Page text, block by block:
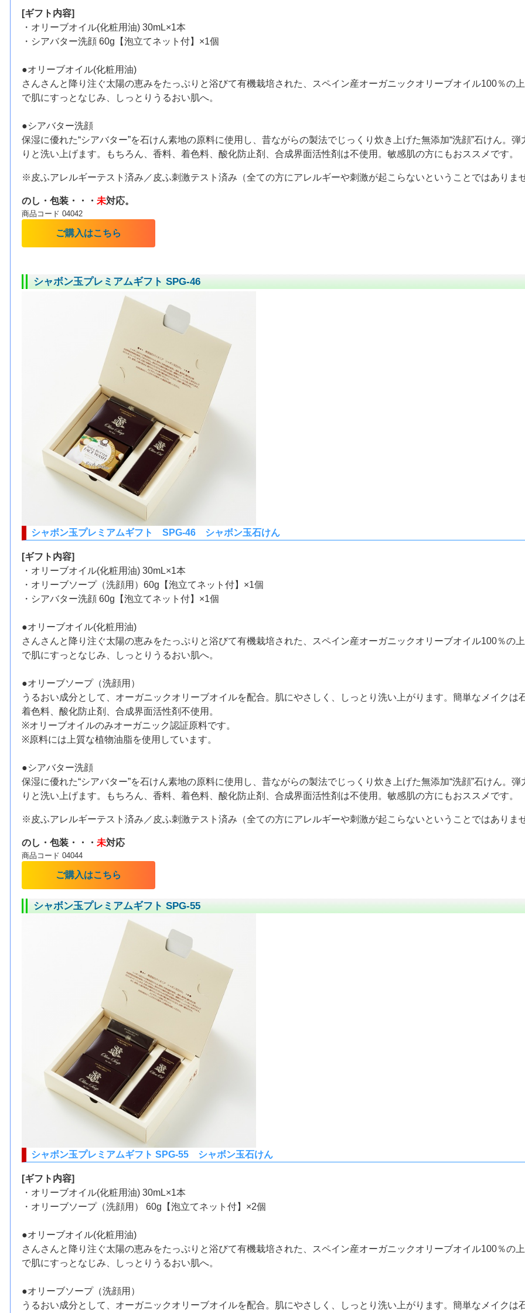
[ギフト内容]
・オリーブオイル(化粧用油) 30mL×1本
・シアバター洗顔 60g【泡立てネット付】×1個
●オリーブオイル(化粧用油)
さんさんと降り注ぐ太陽の恵みをたっぷりと浴びて有機栽培された、スペイン産オーガニックオリーブオイル100％の
で肌にすっとなじみ、しっとりうるおい肌へ。
●シアバター洗顔
保湿に優れた“シアバター”を石けん素地の原料に使用し、昔ながらの製法でじっくり炊き上げた無添加“洗顔”石けん。
りと洗い上げます。もちろん、香料、着色料、酸化防止剤、合成界面活性剤は不使用。敏感肌の方にもおススメです。
※皮ふアレルギーテスト済み／皮ふ刺激テスト済み（全ての方にアレルギーや刺激が起こらないということではありま
のし・包装・・・ 未対応。
商品コード 04042
ご購入はこちら
シャボン玉プレミアムギフト SPG-46
シャボン玉プレミアムギフト SPG-46 シャボン玉石けん
[ギフト内容]
・オリーブオイル(化粧用油) 30mL×1本
・オリーブソープ（洗顔用）60g【泡立てネット付】×1個
・シアバター洗顔 60g【泡立てネット付】×1個
●オリーブオイル(化粧用油)
さんさんと降り注ぐ太陽の恵みをたっぷりと浴びて有機栽培された、スペイン産オーガニックオリーブオイル100％の
で肌にすっとなじみ、しっとりうるおい肌へ。
●オリーブソープ（洗顔用）
うるおい成分として、オーガニックオリーブオイルを配合。肌にやさしく、しっとり洗い上がります。簡単なメイクは
着色料、酸化防止剤、合成界面活性剤不使用。
※オリーブオイルのみオーガニック認証原料です。
※原料には上質な植物油脂を使用しています。
●シアバター洗顔
保湿に優れた“シアバター”を石けん素地の原料に使用し、昔ながらの製法でじっくり炊き上げた無添加“洗顔”石けん。
りと洗い上げます。もちろん、香料、着色料、酸化防止剤、合成界面活性剤は不使用。敏感肌の方にもおススメです。
※皮ふアレルギーテスト済み／皮ふ刺激テスト済み（全ての方にアレルギーや刺激が起こらないということではありま
のし・包装・・・ 未対応
商品コード 04044
ご購入はこちら
シャボン玉プレミアムギフト SPG-55
シャボン玉プレミアムギフト SPG-55 シャボン玉石けん
[ギフト内容]
・オリーブオイル(化粧用油) 30mL×1本
・オリーブソープ（洗顔用） 60g【泡立てネット付】×2個
●オリーブオイル(化粧用油)
さんさんと降り注ぐ太陽の恵みをたっぷりと浴びて有機栽培された、スペイン産オーガニックオリーブオイル100％の
で肌にすっとなじみ、しっとりうるおい肌へ。
●オリーブソープ（洗顔用）
うるおい成分として、オーガニックオリーブオイルを配合。肌にやさしく、しっとり洗い上がります。簡単なメイクは